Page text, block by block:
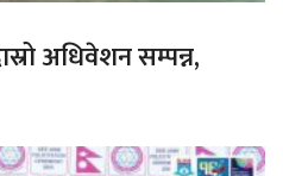
अधिवेशन सम्पन्न,